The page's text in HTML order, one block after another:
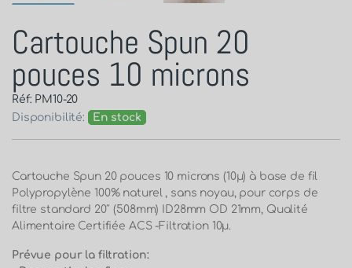
Cartouche Spun 20
pouces 10 microns
Réf: PM10-20
Disponibilité:
En stock
Cartouche Spun 20 pouces 10 microns (10μ) à base de fil
Polypropylène 100% naturel , sans noyau, pour corps de
filtre standard 20″ (508mm) ID28mm OD 21mm, Qualité
Alimentaire Certifiée ACS -Filtration 10µ.
Prévue pour la filtration: